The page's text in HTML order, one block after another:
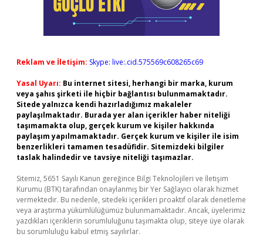
Reklam ve İletişim: Skype: live:.cid.575569c608265c69
Yasal Uyarı: Bu internet sitesi, herhangi bir marka, kurum
veya şahıs şirketi ile hiçbir bağlantısı bulunmamaktadır.
Sitede yalnızca kendi hazırladığımız makaleler
paylaşılmaktadır. Burada yer alan içerikler haber niteliği
taşımamakta olup, gerçek kurum ve kişiler hakkında
paylaşım yapılmamaktadır. Gerçek kurum ve kişiler ile isim
benzerlikleri tamamen tesadüfidir. Sitemizdeki bilgiler
taslak halindedir ve tavsiye niteliği taşımazlar.
Sitemiz, 5651 Sayılı Kanun gereğince Bilgi Teknolojileri ve İletişim
Kurumu (BTK) tarafından onaylanmış bir Yer Sağlayıcı olarak hizmet
vermektedir. Bu nedenle, sitedeki içerikleri proaktif olarak denetleme
veya araştırma yükümlülüğümüz bulunmamaktadır. Ancak, üyelerimiz
yazdıkları içeriklerin sorumluluğunu taşımakta olup, siteye üye olarak
bu sorumluluğu kabul etmiş sayılırlar.